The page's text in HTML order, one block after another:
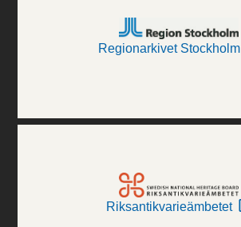
Regionarkivet Stockholm
Riksantikvarieämbetet